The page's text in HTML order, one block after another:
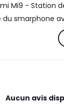
Chargement sur
Aucun avis